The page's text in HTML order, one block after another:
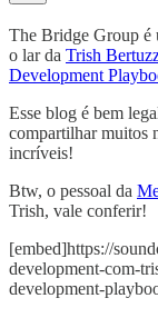
The Bridge Group é
o lar da Trish
Development
Esse blog é bem
compartilhar muitos
incríveis!
Btw, o pessoal da
Trish, vale conferir!
[embed]https://
development-com-
development-